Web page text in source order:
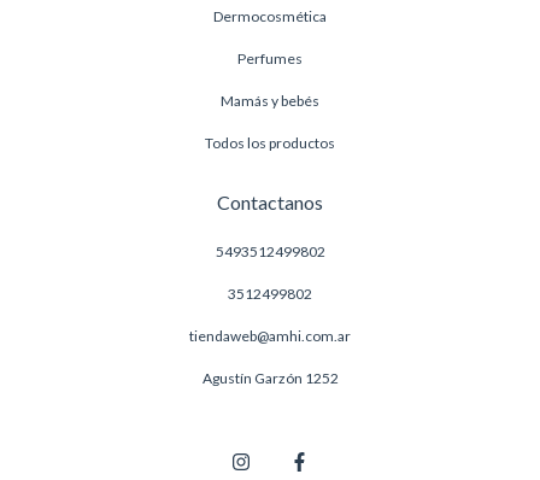
Dermocosmética
Perfumes
Mamás y bebés
Todos los productos
Contactanos
5493512499802
3512499802
tiendaweb@amhi.com.ar
Agustín Garzón 1252